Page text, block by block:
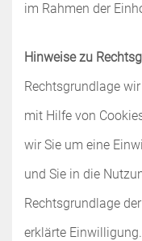
im Rahmen der
Hinweise zu
Rechtsgrundlage
mit Hilfe von
wir Sie um eine
und Sie in die
Rechtsgrundlage
erklärte